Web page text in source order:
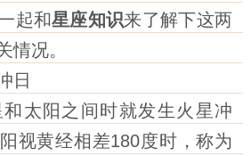
起和星座知识来了解下这两
情况。
日
阳之间时就发生火星冲
视黄经相差180度时，称为